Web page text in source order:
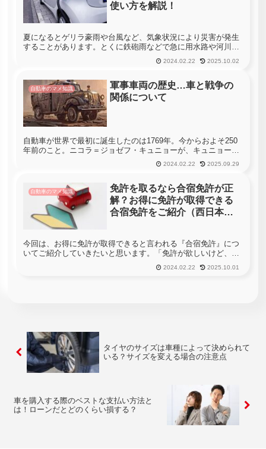
使い方を解説！
夏になるとゲリラ豪雨や台風など、気象状況により災害が発生
することがあります。とくに鉄砲雨などで急に用水路や河川が
増水すると、道路や住宅地まで冠水してしまう危険性があり、
避難を余儀なくされることも少なくありません。また、災害に
2024.02.22 2025.10.02
自動車のマメ知識
軍事車両の歴史…車と戦争の
関係について
自動車が世界で最初に誕生したのは1769年。今からおよそ250
年前のこと。ニコラ＝ジョゼフ・キュニョーが、キュニョーの
砲車を製作しました。蒸気自動車だったそうです。続いて、電
気自動車やガソリン自動車が発明され、自動車技術は急速に発
2024.02.22 2025.09.29
自動車のマメ知識
免許を取るなら合宿免許が正
解？お得に免許が取得できる
合宿免許をご紹介（西日本
今回は、お得に免許が取得できると言われる『合宿免許』につ
いてご紹介していきたいと思います。「免許が欲しいけど、合
宿と通学ならどっちがいいのだろう？」「合宿は、お得だとよ
く聞くけど、実際どうなんだろう？」「通学の自動車学校だ
2024.02.22 2025.10.01
タイヤのサイズは車種によって決められて
いる？サイズを変える場合の注意点
車を購入する際のベストな支払い方法と
は！ローンだとどのくらい損する？